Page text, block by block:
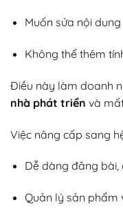
Muốn sửa nội
Không thể thêm
Điều này làm doanh
nhà phát triển và
Việc nâng cấp sang
Dễ dàng đăng bài,
Quản lý sản phẩm